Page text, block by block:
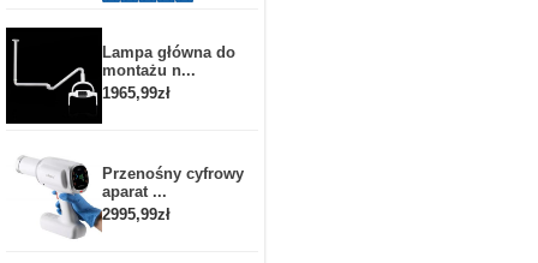
Lampa główna do
montażu n...
1965,99zł
Przenośny cyfrowy
aparat ...
2995,99zł